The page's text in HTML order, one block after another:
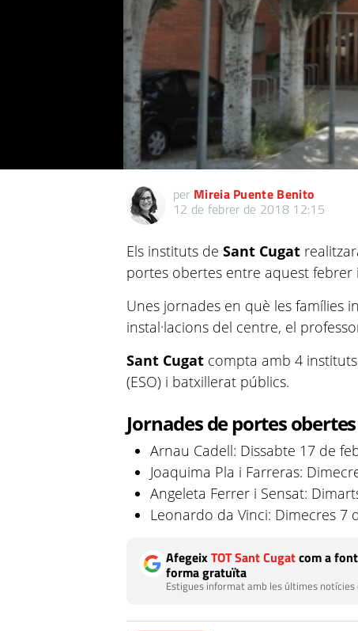
per Mireia Puente Benito
12 de febrer de 2018 12:15
Els instituts deSant Cugat
portes obertes entre aquest febrer
Unes jornades en què les famílies
instal·lacions del centre, el
Sant Cugat compta amb 4
(ESO) i batxillerat públics.
Jornades de portes obertes
Arnau Cadell: Dissabte 17 de
Joaquima Pla i Farreras:
Angeleta Ferrer i Sensat:
Leonardo da Vinci: Dimecres 7
AfegeixTOT Sant Cugatcom a
forma gratuïta
Estigues informat amb les últimes